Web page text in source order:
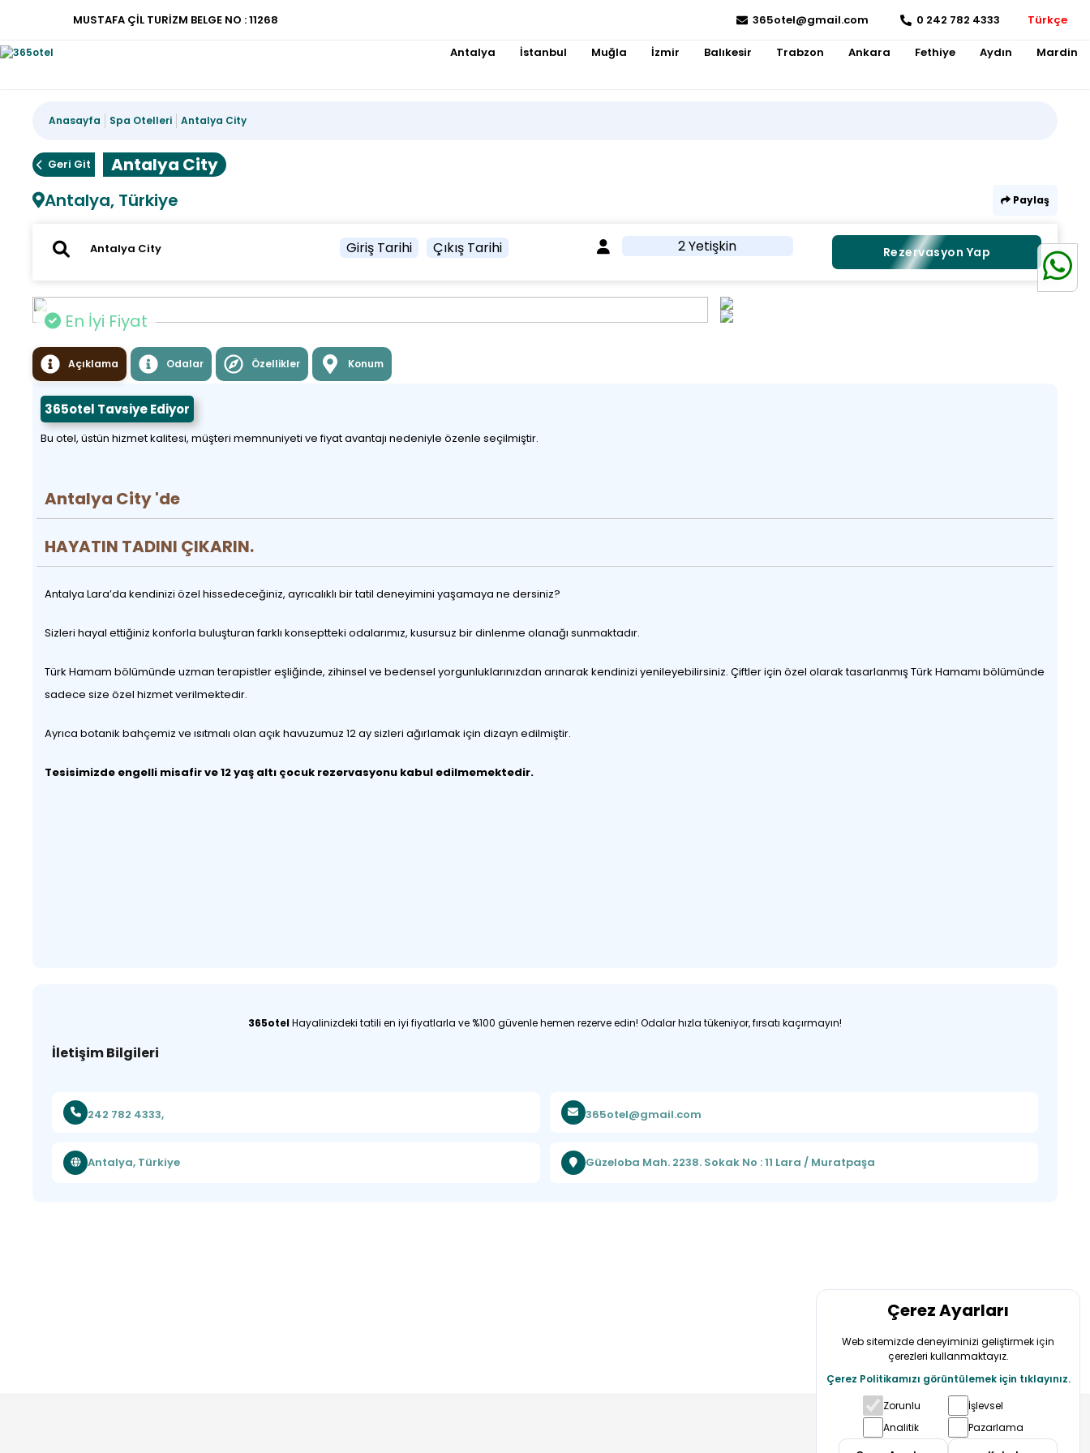
MUSTAFA ÇİL TURİZM BELGE NO : 11268 365otel@gmail.com 0 242 782 4333 Türkçe
Antalya İstanbul Muğla İzmir Balıkesir Trabzon Ankara Fethiye Aydın Mardin
Anasayfa Spa Otelleri Antalya City
Geri Git
Antalya City
Antalya, Türkiye
Paylaş
Giriş Tarihi Çıkış Tarihi 2 Yetişkin Rezervasyon Yap
En İyi Fiyat
Açıklama Odalar Özellikler Konum
365otel Tavsiye Ediyor
Bu otel, üstün hizmet kalitesi, müşteri memnuniyeti ve fiyat avantajı nedeniyle özenle seçilmiştir.
Antalya City 'de
HAYATIN TADINI ÇIKARIN.
Antalya Lara’da kendinizi özel hissedeceğiniz, ayrıcalıklı bir tatil deneyimini yaşamaya ne dersiniz?
Sizleri hayal ettiğiniz konforla buluşturan farklı konseptteki odalarımız, kusursuz bir dinlenme olanağı sunmaktadır.
Türk Hamam bölümünde uzman terapistler eşliğinde, zihinsel ve bedensel yorgunluklarınızdan arınarak kendinizi yenileyebilirsiniz. Çiftler için özel olarak tasarlanmış Türk Hamamı bölümünde
sadece size özel hizmet verilmektedir.
Ayrıca botanik bahçemiz ve ısıtmalı olan açık havuzumuz 12 ay sizleri ağırlamak için dizayn edilmiştir.
Tesisimizde engelli misafir ve 12 yaş altı çocuk rezervasyonu kabul edilmemektedir.
365otelHayalinizdeki tatili en iyi fiyatlarla ve %100 güvenle hemen rezerve edin! Odalar hızla tükeniyor, fırsatı kaçırmayın!
İletişim Bilgileri
242 782 4333, 365otel@gmail.com
Antalya, Türkiye Güzeloba Mah. 2238. Sokak No : 11 Lara / Muratpaşa
Bizi Takip Edin
Çerez Ayarları
Web sitemizde deneyiminizi geliştirmek için
çerezleri kullanmaktayız.
Çerez Politikamızı görüntülemek için tıklayınız.
Zorunlu
İşlevsel
Analitik
Pazarlama